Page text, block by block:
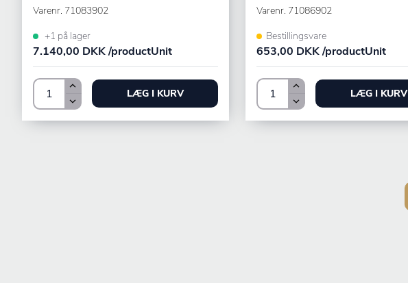
Varenr. 71083902
+1 på lager
7.140,00 DKK /productUnit
LÆG I KURV
Varenr. 71086902
Bestillingsvare
653,00 DKK /productUnit
LÆG I KURV